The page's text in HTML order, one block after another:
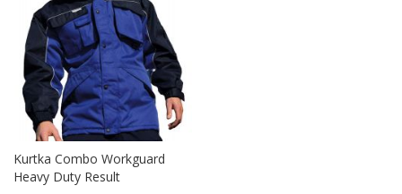
Kurtka Combo Workguard
Heavy Duty Result